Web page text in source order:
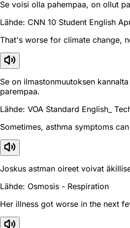
Se voisi olla pahempaa, on ollut
Lähde: CNN 10 Student English
That's worse for climate change,
Se on ilmastonmuutoksen
parempaa.
Lähde: VOA Standard English_
Sometimes, asthma symptoms
Joskus astman oireet voivat
Lähde: Osmosis - Respiration
Her illness got worse in the next